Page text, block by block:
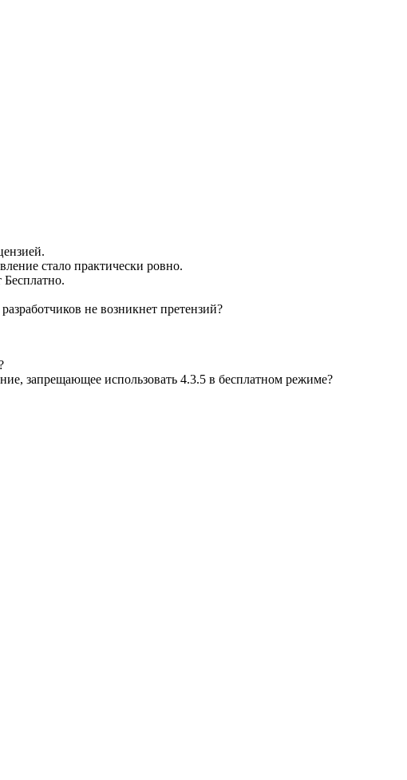
стало практически ровно.
не возникнет претензий?
запрещающее использовать 4.3.5 в бесплатном режиме?